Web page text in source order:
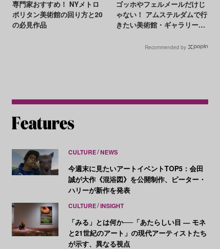
専門家おすすめ！ NYメトロ
ポリタン美術館の回り方と20
の必見作品
ゴッホやフェルメールだけじ
ゃない！ アムステルダムで行
きたい美術館・ギャラリー20
Recommended by
CULTURE NEWS
今週末に見たいアートイベントTOP5：会田
誠が大作《混浴図》を公開制作、ピーター・
ハリーが新作を発表
CULTURE INSIGHT
「みる」とは何か──「あたらしい目 ― モネ
と21世紀のアート」の現代アーティストたち
が示す、異なる視点